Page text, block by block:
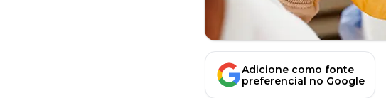
Adicione como fonte
preferencial no Google